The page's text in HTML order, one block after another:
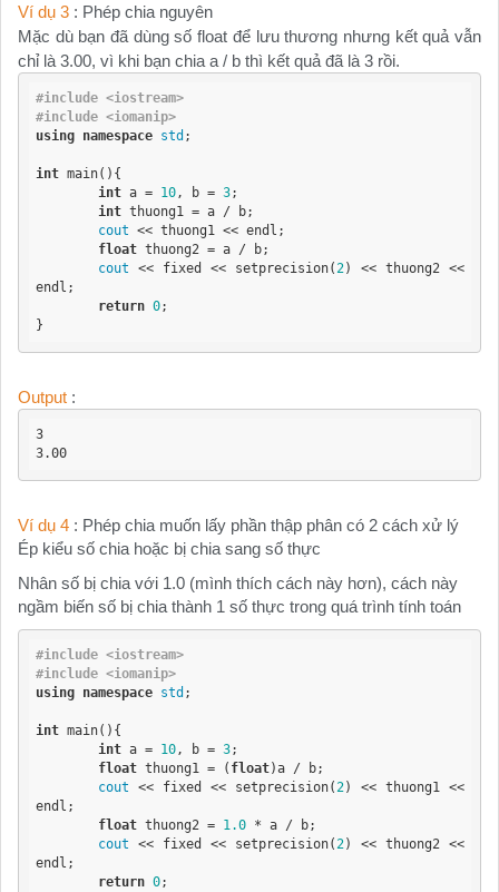
Ví dụ 3 : Phép chia nguyên
Mặc dù bạn đã dùng số float để lưu thương nhưng kết quả vẫn
chỉ là 3.00, vì khi bạn chia a / b thì kết quả đã là 3 rồi.
#include <iostream>
#include <iomanip>
using
namespace std ;
int main(){
int a = 10, b = 3;
int thuong1 = a / b;
cout << thuong1 << endl;
float thuong2 = a / b;
cout << fixed << setprecision(2) << thuong2 <<
endl;
return 0;
}
Output :
3
3.00
Ví dụ 4 : Phép chia muốn lấy phần thập phân có 2 cách xử lý
Ép kiểu số chia hoặc bị chia sang số thực
Nhân số bị chia với 1.0 (mình thích cách này hơn), cách này
ngầm biến số bị chia thành 1 số thực trong quá trình tính toán
#include <iostream>
#include <iomanip>
using
namespace std ;
int main(){
int a = 10, b = 3;
float thuong1 = ( float)a / b;
cout << fixed << setprecision(2) << thuong1 <<
endl;
float thuong2 = 1.0 * a / b;
cout << fixed << setprecision(2) << thuong2 <<
endl;
return 0;